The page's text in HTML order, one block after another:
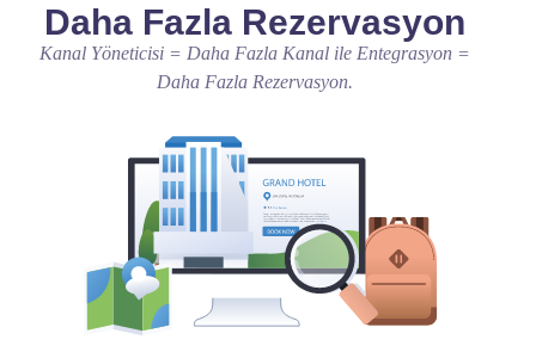
Daha Fazla Rezervasyon
Kanal Yöneticisi = Daha Fazla Kanal ile Entegrasyon =
Daha Fazla Rezervasyon.